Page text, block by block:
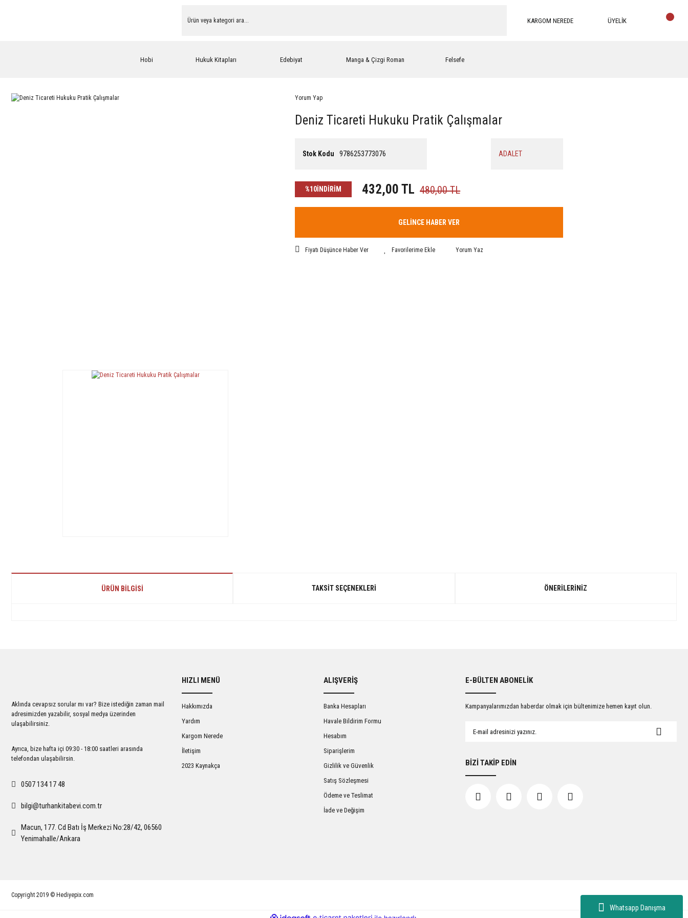
Whatsapp Danışma
KARGOM NEREDE ÜYELİK
Hobi Hukuk Kitapları Edebiyat Manga & Çizgi Roman Felsefe
Yorum Yap
Deniz Ticareti Hukuku Pratik Çalışmalar
Stok Kodu 9786253773076 ADALET
%10İNDİRİM 432,00 TL 480,00 TL
GELİNCE HABER VER
Fiyatı Düşünce Haber Ver Yorum Yaz
ÜRÜN BILGISI TAKSIT SEÇENEKLERI ÖNERILERINIZ
Ürün fiyatı diğer sitelerden daha pahalı.
Bu ürüne benzer farklı alternatifler olmalı.
Gönder
Aklında cevapsız sorular mı var? Bize istediğin zaman mail
adresimizden yazabilir, sosyal medya üzerinden
ulaşabilirsiniz.
Ayrıca, bize hafta içi 09:30 - 18:00 saatleri arasında
telefondan ulaşabilirsin.
0507 134 17 48
bilgi@turhankitabevi.com.tr
Macun, 177. Cd Batı İş Merkezi No:28/42, 06560
Yenimahalle/Ankara
HIZLI MENÜ
Hakkımızda
Yardım
Kargom Nerede
İletişim
2023 Kaynakça
ALIŞVERİŞ
Banka Hesapları
Havale Bildirim Formu
Hesabım
Siparişlerim
Gizlilik ve Güvenlik
Satış Sözleşmesi
Ödeme ve Teslimat
İade ve Değişim
E-BÜLTEN ABONELİK
Kampanyalarımızdan haberdar olmak için bültenimize hemen kayıt olun.
BİZİ TAKİP EDİN
Copyright 2019 © Hediyepix.com